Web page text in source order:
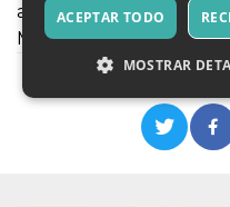
al 6 gennaio 2024
Mongolfiera in via
ACEPTAR TODO
MOSTRAR
Cookies estrictamente